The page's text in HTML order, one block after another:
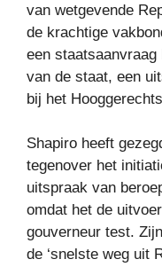
van wetgevende
de krachtige
een
van de staat, een
bij het
Shapiro heeft
tegenover het
uitspraak van
omdat het de
gouverneur test.
de ‘snelste weg uit